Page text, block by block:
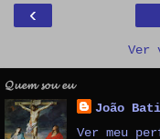
‹
Ver
𝓠𝓾𝓮𝓶 𝓼𝓸𝓾 𝓮𝓾
João
Ver meu